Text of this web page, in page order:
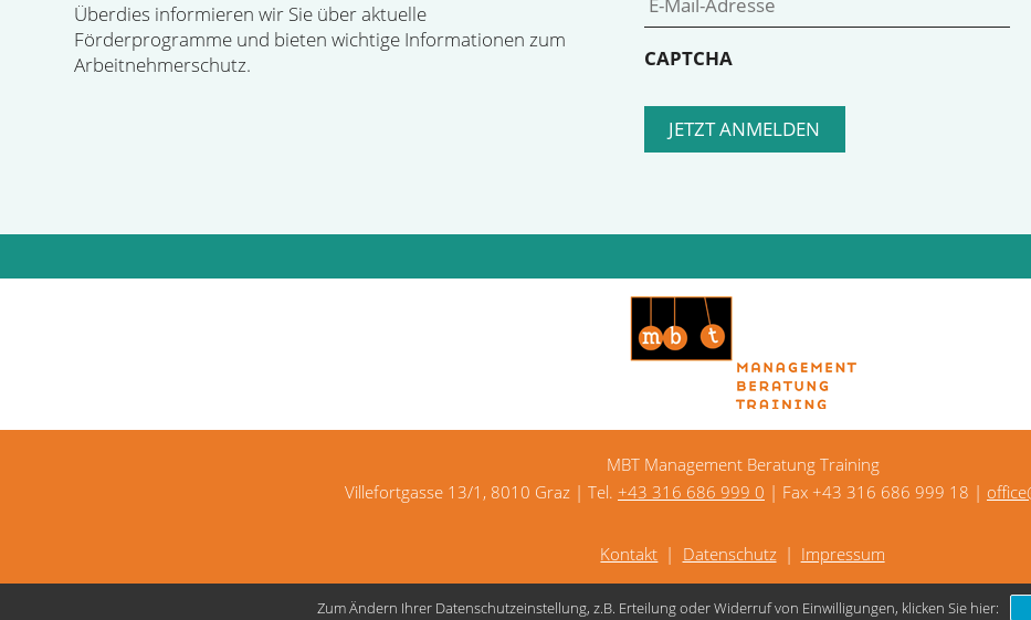
Überdies informieren wir Sie über aktuelle
Förderprogramme und bieten wichtige Informationen zum
Arbeitnehmerschutz.
CAPTCHA
MBT Management Beratung Training
Villefortgasse 13/1, 8010 Graz | Tel. +43 316 686 999 0 | Fax +43 316 686 999 18 |
Kontakt Datenschutz Impressum
Zum Ändern Ihrer Datenschutzeinstellung, z.B. Erteilung oder Widerruf von Einwilligungen, klicken Sie hier: